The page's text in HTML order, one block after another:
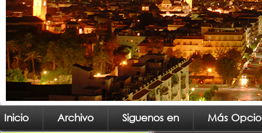
Inicio Archivo Siguenos en Más